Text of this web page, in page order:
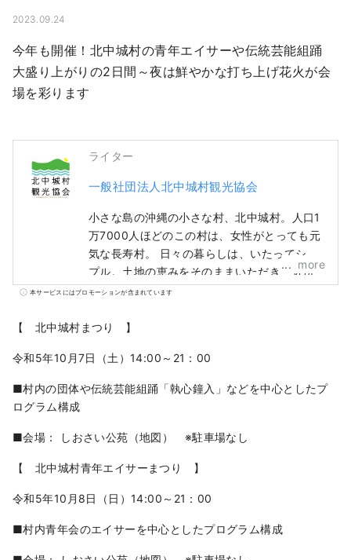
2023.09.24
今年も開催！北中城村の青年エイサーや伝統芸能組踊
大盛り上がりの2日間～夜は鮮やかな打ち上げ花火が会
場を彩ります
ライター
一般社団法人北中城村観光協会
小さな島の沖縄の小さな村、北中城村。人口1
万7000人ほどのこの村は、女性がとっても元
気な長寿村。 日々の暮らしは、いたってシン
プル。土地の恵みをそのままいただき、近所
の人たちと集い、笑い、語り合う。 まだまだ
は、庭に小さな畑があり、隣近所で野菜を分
ぇ？」とみんなで声をかけあう。 おじい、お
い、孤独になることはありません。 毎日の生
村の生活の中にある沢山のウェルネス（健
村、沖縄県北中城村です。
more
本サービスにはプロモーションが含まれています
【 北中城村まつり 】
令和5年10月7日（土）14:00～21：00
■村内の団体や伝統芸能組踊「執心鐘入」などを中心としたプ
ログラム構成
■会場： しおさい公苑（地図） ※駐車場なし
【 北中城村青年エイサーまつり 】
令和5年10月8日（日）14:00～21：00
■村内青年会のエイサーを中心としたプログラム構成